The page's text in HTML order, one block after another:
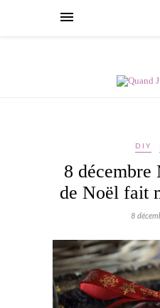
DIY
8 décembre
de Noël fait
8